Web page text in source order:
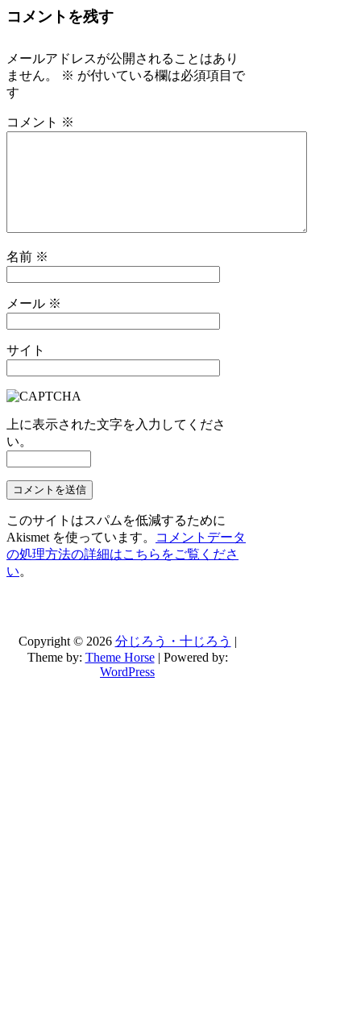
コメントを残す
メールアドレスが公開されることはあり
ません。
※ が付いている欄は必須項目で
す
コメント ※
名前 ※
メール ※
サイト
上に表示された文字を入力してくださ
い。
このサイトはスパムを低減するために
Akismet を使っています。
コメントデータ
の処理方法の詳細はこちらをご覧くださ
い。
Copyright © 2026 分じろう・十じろう |
Theme by: Theme Horse| Powered by:
WordPress